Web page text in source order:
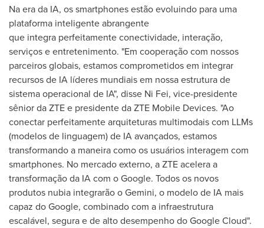
Na era da IA, os smartphones estão evoluindo para uma
plataforma inteligente abrangente
que integra perfeitamente conectividade, interação,
serviços e entretenimento. "Em cooperação com nossos
parceiros globais, estamos comprometidos em integrar
recursos de IA líderes mundiais em nossa estrutura de
sistema operacional de IA", disse Ni Fei, vice-presidente
sênior da ZTE e presidente da ZTE Mobile Devices. "Ao
conectar perfeitamente arquiteturas multimodais com LLMs
(modelos de linguagem) de IA avançados, estamos
transformando a maneira como os usuários interagem com
smartphones. No mercado externo, a ZTE acelera a
transformação da IA com o Google. Todos os novos
produtos nubia integrarão o Gemini, o modelo de IA mais
capaz do Google, combinado com a infraestrutura
escalável, segura e de alto desempenho do Google Cloud".